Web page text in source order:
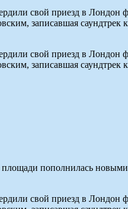
свой приезд в Лондон
записавшая саундтрек
свой приезд в Лондон
записавшая саундтрек
пополнилась новыми
свой приезд в Лондон